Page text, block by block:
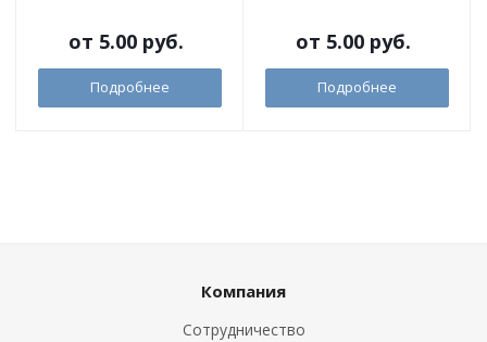
от 5.00 руб.
Подробнее
от 5.00 руб.
Подробнее
Компания
Сотрудничество